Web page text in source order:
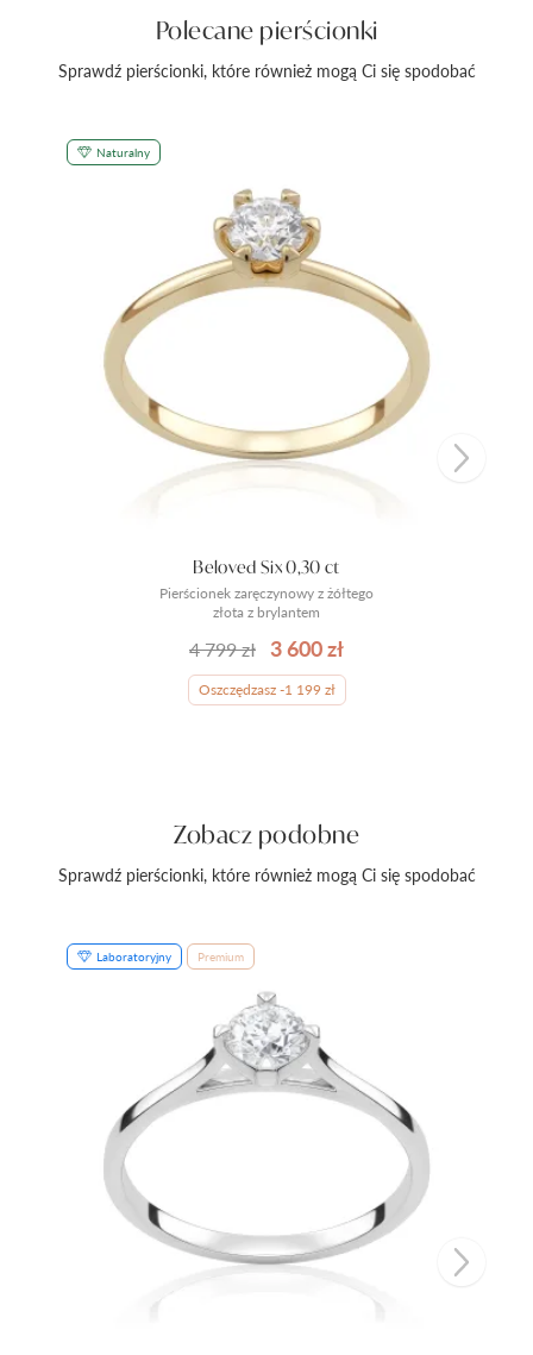
Polecane pierścionki
Sprawdź pierścionki, które również mogą Ci się spodobać
Naturalny
Pierścionek zaręczynowy z żółtego
złota z brylantem
Beloved Six 0,30 ct
4 799 zł 3 600 zł
Oszczędzasz -1 199 zł
Zobacz podobne
Sprawdź pierścionki, które również mogą Ci się spodobać
Laboratoryjny Premium